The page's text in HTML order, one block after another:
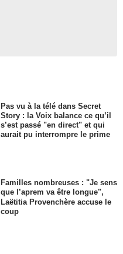
Pas vu à la télé dans Secret
Story : la Voix balance ce qu’il
s’est passé "en direct" et qui
aurait pu interrompre le prime
Familles nombreuses : "Je sens
que l’aprem va être longue",
Laëtitia Provenchère accuse le
coup